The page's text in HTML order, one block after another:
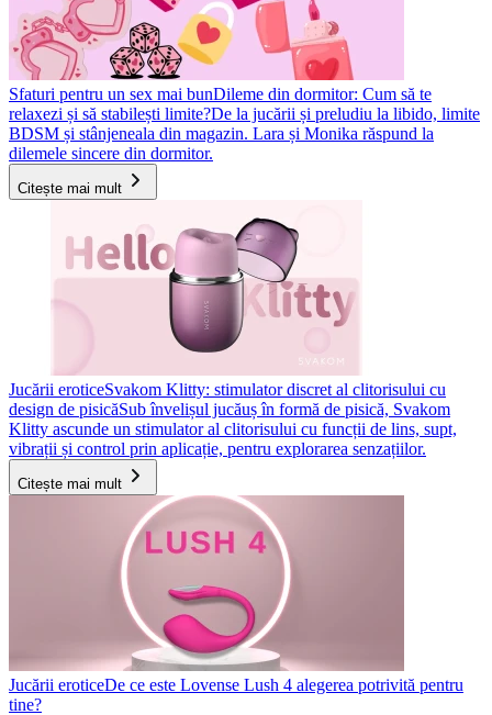
Sfaturi pentru un sex mai bunDileme din dormitor: Cum să te
relaxezi și să stabilești limite?De la jucării și preludiu la libido, limite
BDSM și stânjeneala din magazin. Lara și Monika răspund la
dilemele sincere din dormitor.
Citește mai mult
Jucării eroticeSvakom Klitty: stimulator discret al clitorisului cu
design de pisicăSub învelișul jucăuș în formă de pisică, Svakom
Klitty ascunde un stimulator al clitorisului cu funcții de lins, supt,
vibrații și control prin aplicație, pentru explorarea senzațiilor.
Citește mai mult
Jucării eroticeDe ce este Lovense Lush 4 alegerea potrivită pentru
tine?